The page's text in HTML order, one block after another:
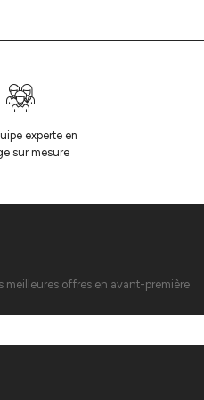
experte en
sur mesure
offres en avant-première